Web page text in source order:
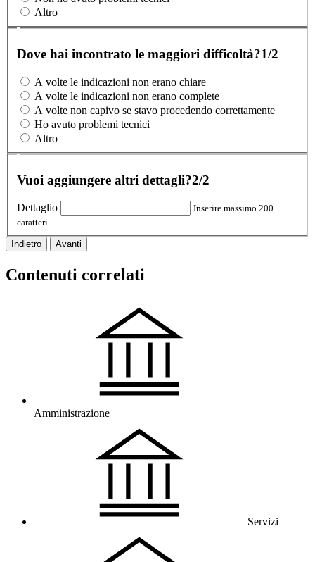
Altro
Dove hai incontrato le maggiori difficoltà?1/2
A volte le indicazioni non erano chiare
A volte le indicazioni non erano complete
A volte non capivo se stavo procedendo correttamente
Ho avuto problemi tecnici
Altro
Vuoi aggiungere altri dettagli?2/2
Dettaglio
Inserire massimo 200
caratteri
Indietro Avanti
Contenuti correlati
Amministrazione
Servizi